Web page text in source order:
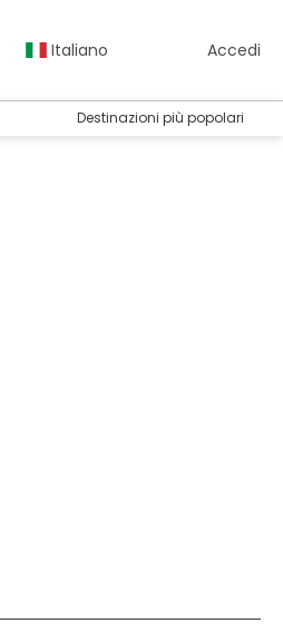
Italiano Accedi
Destinazioni più popolari